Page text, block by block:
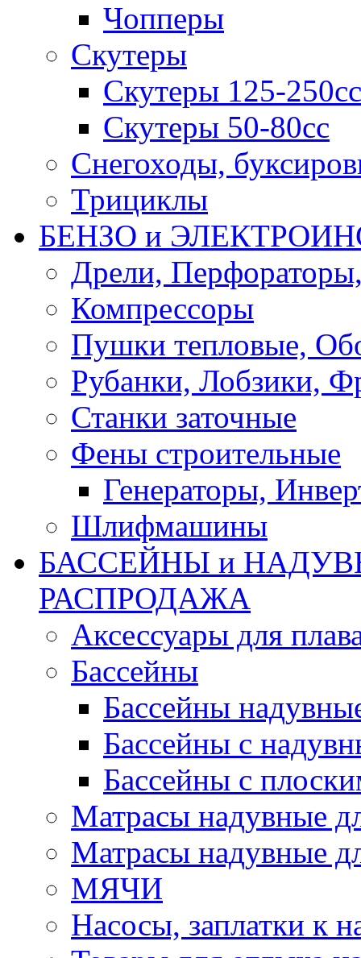
Чопперы
Скутеры
Скутеры 125-250сс
Скутеры 50-80сс
Снегоходы,
Трициклы
БЕНЗО и
Дрели,
Компрессоры
Пушки тепловые,
Рубанки, Лобзики,
Станки заточные
Фены строительные
Генераторы,
Шлифмашины
БАССЕЙНЫ и
РАСПРОДАЖА
Аксессуары для
Бассейны
Бассейны
Бассейны с
Бассейны с
Матрасы надувные
Матрасы надувные
МЯЧИ
Насосы, заплатки к